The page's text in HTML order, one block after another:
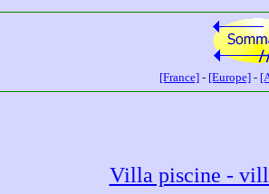
[France]- [Europe]-
Villa piscine -